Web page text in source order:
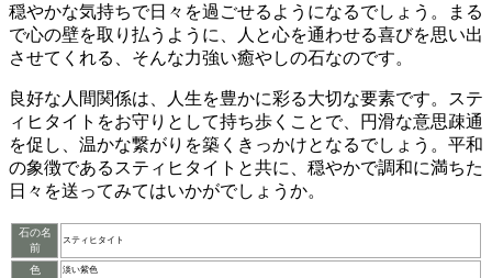
穏やかな気持ちで日々を過ごせるようになるでしょう。まる
で心の壁を取り払う ように、 人と心を通わせる喜びを思い出
させてくれる、そんな力強い癒やしの石なのです。
良好な人間関係は、人生を豊かに彩る大切な要素です。ステ
ィヒタイトをお守り として持ち歩くことで、
円滑な意思疎通
を促し、 温かな繋がり を築くきっかけとなるでしょう。 平和
の象徴であるスティヒタイトと共に、 穏やかで調和に満ちた
日々 を送ってみてはいかがでしょうか。
石の名
前
スティヒタイト
色 淡い紫色